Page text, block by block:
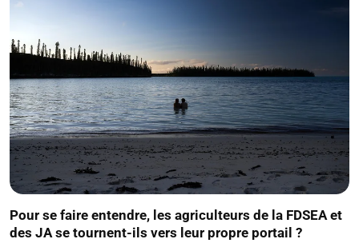
Pour se faire entendre, les agriculteurs de la FDSEA et
des JA se tournent-ils vers leur propre portail ?